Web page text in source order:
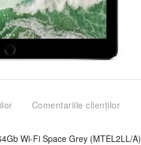
Comentariile clienților
Wi-Fi Space Grey (MTEL2LL/A)